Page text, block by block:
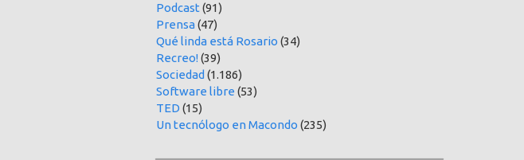
Podcast (91)
Prensa(47)
Qué linda está Rosario (34)
Recreo!(39)
Sociedad (1.186)
Software libre (53)
TED (15)
Un tecnólogo en Macondo (235)